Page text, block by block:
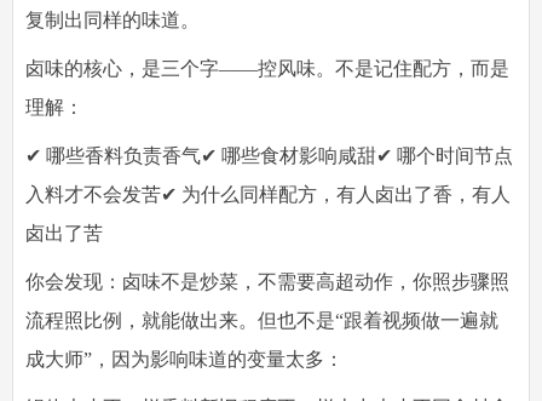
复制出同样的味道。
卤味的核心，是三个字——控风味。 不是记住配方，而是
理解：
✔ 哪些香料负责香气✔ 哪些食材影响咸甜✔ 哪个时间节点
入料才不会发苦✔ 为什么同样配方，有人卤出了香，有人
卤出了苦
你会发现：卤味不是炒菜，不需要高超动作，你照步骤照
流程照比例，就能做出来。但也不是“跟着视频做一遍就
成大师”，因为影响味道的变量太多：